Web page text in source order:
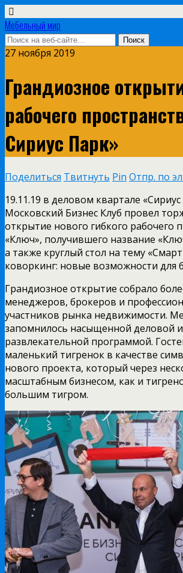
Мебельный мир
27 ноября 2019
Грандиозное
рабочего
Сириус Парк»
Поделиться Твитнуть Pin Отпр. по
19.11.19 в деловом квартале
Московский Бизнес Клуб провел
открытие нового гибкого рабочего
«Ключ», получившего название
а также круглый стол на тему
коворкинг: новые возможности для
Грандиозное открытие собрало
менеджеров, брокеров и
участников рынка недвижимости.
запомнилось насыщенной деловой и
развлекательной программой.
маленький тигренок в качестве
нового проекта, который через
масштабным бизнесом, как и
большим тигром.